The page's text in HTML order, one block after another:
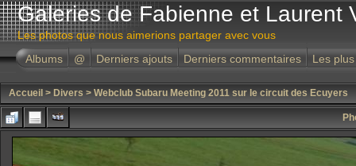
Galeries de Fabienne et Laurent
Les photos que nous aimerions partager avec vous
Albums
@ Derniers ajouts Derniers commentaires Les
Accueil > Divers > Webclub Subaru Meeting 2011 sur le circuit des Ecuyers